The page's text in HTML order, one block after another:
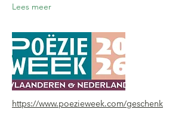
Lees meer
https://www.poezieweek.com/geschenk